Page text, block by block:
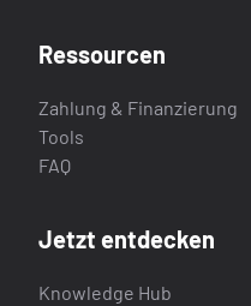
Ressourcen
Zahlung & Finanzierung
Tools
FAQ
Jetzt entdecken
Knowledge Hub